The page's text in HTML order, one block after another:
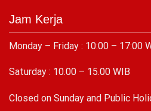
Jam Kerja
Monday – Friday : 10:00 – 17:00
Saturday : 10.00 – 15.00 WIB
Closed on Sunday and Public